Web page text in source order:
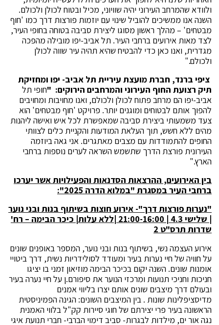
ולוודא שהמרחב העירוני יהיה שוויוני, מכיל ובטוח לכולן ולכולם.
השנה אנו ממשיכים להוביל שינוי עם יוזמות פורצות דרך כמו 'חוף
מבטחים' – מהלך ראשון מסוגו ליצירת סביבה בטוחה בחופי העיר,
לצד מאות אירועים ברחבי העיר. תל אביב-יפו מובילה מהפכה
מגדרית, ואנו כאן כדי להבטיח שהיא תהיה עיר שווה לכולן
ולכולם."
ציפי ברנד, חברת מועצת עיריית תל אביב- יפו ומחזיקת
תיק רצועת החוף העירוני והמרחבים הירוקים: "חופי תל
אביב-יפו הם מרחב פתוח לכולן ולכולם, ואנו מחויבות ומחויבים
להפוך אותם לבטוחים ומוגנים יותר. פרויקט 'חוף מבטחים' הוא
צעד משמעותי ביצירת סביבה שמאפשרת לכל איש ואישה ליהנות
מהים ללא חשש, תוך העלאת המודעות והקניית כלים לצוותי
החופים להתמודדות עם מצבים מאתגרים. אני גאה ביוזמה
העירונית פורצת הדרך שתשמש השראה לערים נוספות ברחבי
הארץ."
בין האירועים, ההרצאות הסדנאות והפעילויות אשר יערכו
ברחבי העיר במסגרת "במלוא הדרה 2025":
"נערות פורצות דרך"- אירוע חוצות בשיתוף בנות ובני נוער
| שלישי 4.3 | 21:00-16:00 |ללא עלות| כיכר הבימה – רח'
שדרות תרס"ט 2
אירוע העצמה נשי, בשיתוף בנות ובני נוער, המספר באופנים שונים
על חוויה של חיי נערות בעיר ומעודד לסולידריות נשית, דרך ביטויי
אומנות שונים. השנה יקום בכיכר הבימה מוזיאון זמני בו יציגו
חניכות וחניכי תנועות ומרכזי הנוער את סיפורם.ן על חיי נערה בעיר
ובעולם דרך מיצבים שונים אותם יצרו בליווי אמנים
מדיסציפלינות שונות . בין המיצבים השונים: הגינה הפמיניסטית
הראשונה בעיר פרי יצירתם של חוגי סיירות קק"ל בלווי האמנית
נגה אור ים, מילדות לבגרות- סביב דימוי הברבי- חברי תנועת איגי